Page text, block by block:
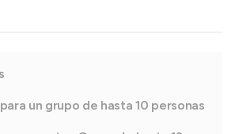
un grupo de hasta 10 personas